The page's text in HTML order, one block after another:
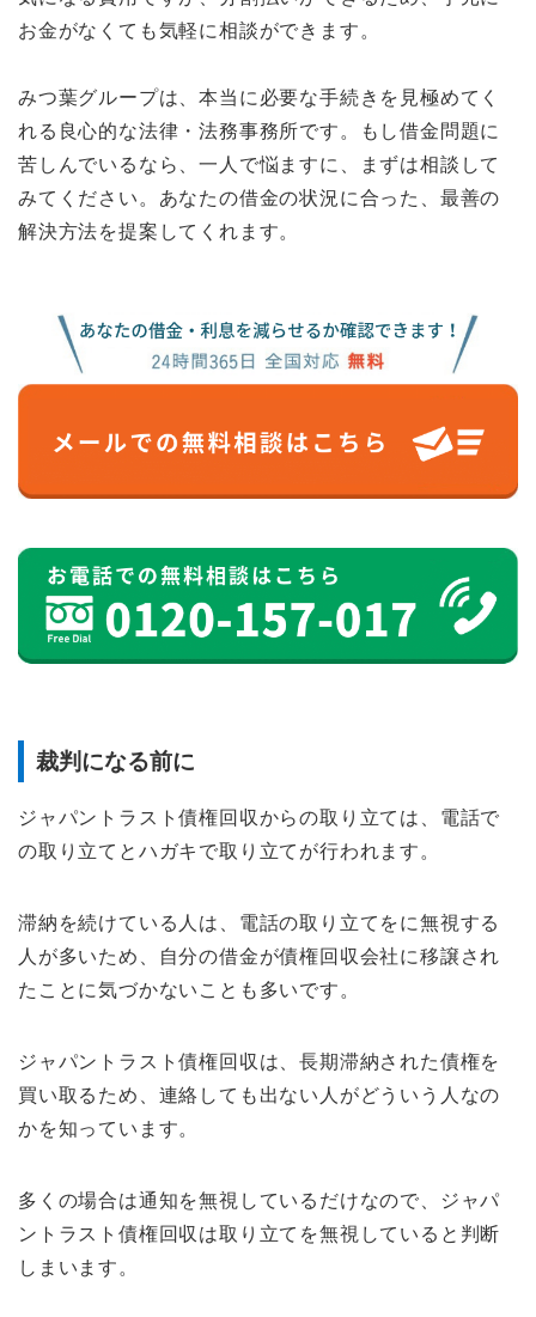
お金がなくても気軽に相談ができます。
みつ葉グループは、本当に必要な手続きを見極めてく
れる良心的な法律・法務事務所です。もし借金問題に
苦しんでいるなら、一人で悩ますに、まずは相談して
みてください。あなたの借金の状況に合った、最善の
解決方法を提案してくれます。
裁判になる前に
ジャパントラスト債権回収からの取り立ては、電話で
の取り立てとハガキで取り立てが行われます。
滞納を続けている人は、電話の取り立てをに無視する
人が多いため、自分の借金が債権回収会社に移譲され
たことに気づかないことも多いです。
ジャパントラスト債権回収は、長期滞納された債権を
買い取るため、連絡しても出ない人がどういう人なの
かを知っています。
多くの場合は通知を無視しているだけなので、ジャパ
ントラスト債権回収は取り立てを無視していると判断
しまいます。